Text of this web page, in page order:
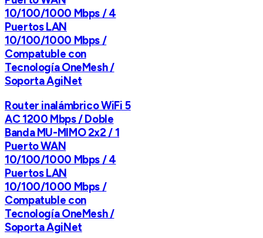
10/100/1000 Mbps / 4
Puertos LAN
10/100/1000 Mbps /
Compatuble con
Tecnología OneMesh /
Soporta AgiNet
Router inalámbrico WiFi 5
AC 1200 Mbps / Doble
Banda MU-MIMO 2x2 / 1
Puerto WAN
10/100/1000 Mbps / 4
Puertos LAN
10/100/1000 Mbps /
Compatuble con
Tecnología OneMesh /
Soporta AgiNet